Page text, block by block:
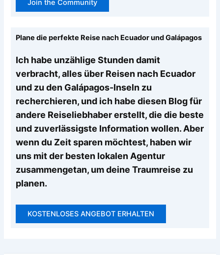
Join the Community
Plane die perfekte Reise nach Ecuador und Galápagos
Ich habe unzählige Stunden damit
verbracht, alles über Reisen nach Ecuador
und zu den Galápagos-Inseln zu
recherchieren, und ich habe diesen Blog für
andere Reiseliebhaber erstellt, die die beste
und zuverlässigste Information wollen. Aber
wenn du Zeit sparen möchtest, haben wir
uns mit der besten lokalen Agentur
zusammengetan, um deine Traumreise zu
planen.
KOSTENLOSES ANGEBOT ERHALTEN